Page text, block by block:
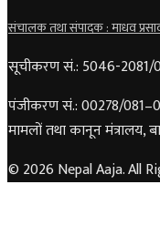
संचालक तथा संपादक : माधव
सूचीकरण सं.: 5046-2081/
पंजीकरण सं.: 00278/
मामलों तथा कानून मंत्रालय,
© 2026 Nepal Aaja. All